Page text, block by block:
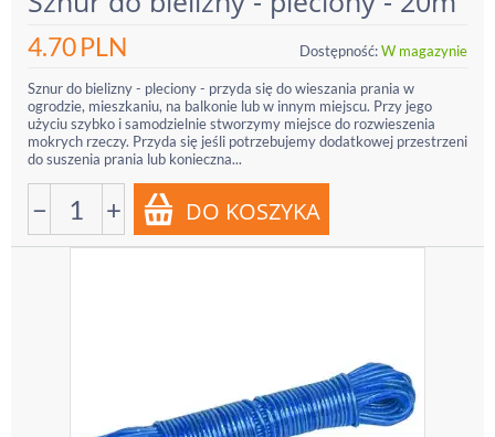
4.70PLN Dostępność:W magazynie
Sznur do bielizny - pleciony - przyda się do wieszania prania w
ogrodzie, mieszkaniu, na balkonie lub w innym miejscu. Przy jego
użyciu szybko i samodzielnie stworzymy miejsce do rozwieszenia
mokrych rzeczy. Przyda się jeśli potrzebujemy dodatkowej przestrzeni
do suszenia prania lub konieczna...
− +